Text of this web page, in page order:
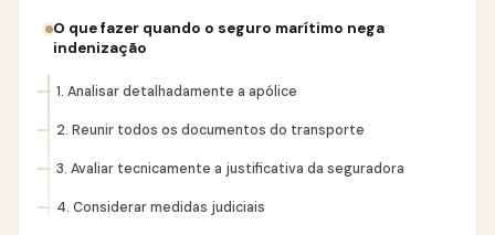
O que fazer quando o seguro marítimo nega
indenização
1. Analisar detalhadamente a apólice
2. Reunir todos os documentos do transporte
3. Avaliar tecnicamente a justificativa da seguradora
4. Considerar medidas judiciais